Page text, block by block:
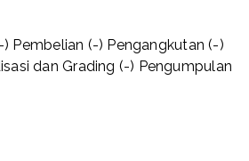
) Pembelian (-) Pengangkutan (-)
dan Grading (-) Pengumpulan